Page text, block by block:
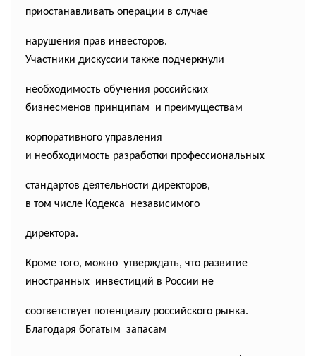
приостанавливать операции в случае
нарушения прав инвесторов.
Участники дискуссии также подчеркнули
необходимость обучения российских
бизнесменов принципам и преимуществам
корпоративного управления
и необходимость разработки профессиональных
стандартов деятельности директоров,
в том числе Кодекса независимого
директора.
Кроме того, можно утверждать, что развитие
иностранных инвестиций в России не
соответствует потенциалу российского рынка.
Благодаря богатым запасам